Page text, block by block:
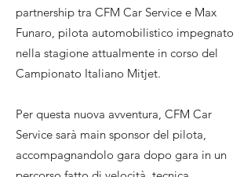
partnership tra CFM Car Service e Max
Funaro, pilota automobilistico impegnato
nella stagione attualmente in corso del
Campionato Italiano Mitjet.
Per questa nuova avventura, CFM Car
Service sarà main sponsor del pilota,
accompagnandolo gara dopo gara in un